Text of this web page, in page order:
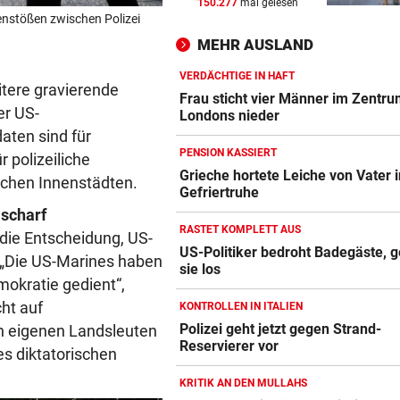
zwischen Polizei
gravierende
US-
sind für
polizeiliche
Innenstädten.
Entscheidung, US-
US-Marines haben
gedient“,
auf
eigenen Landsleuten
diktatorischen
WIR HATTEN 41,2 GRAD! vor
noch nicht vorbei
BEAMTE SIND AM ZUG vor
Feilschen um neue
geht munter weiter
POLIZEI SUCHT HINWEISE vor 6
Goldkettenräuber von Graz:
Weitere Opfer vermutet
150.277 mal gelesen
MEHR AUSLAND
VERDÄCHTIGE IN HAFT
Frau sticht vier Männer im
Londons nieder
PENSION KASSIERT
Grieche hortete Leiche von Vater
Gefriertruhe
RASTET KOMPLETT AUS
US-Politiker bedroht Badegäste,
sie los
KONTROLLEN IN ITALIEN
Polizei geht jetzt gegen Strand-
Reservierer vor
KRITIK AN DEN MULLAHS